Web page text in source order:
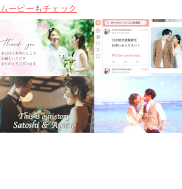
ービーもチェック